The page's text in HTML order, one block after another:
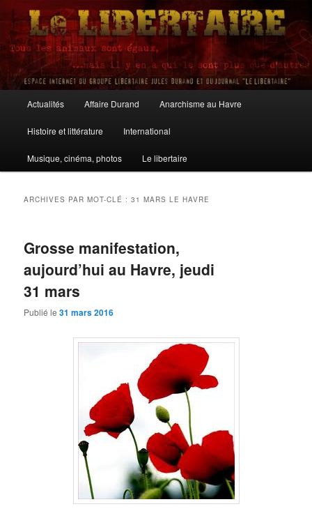
Aller
contenu
principal
Aller
contenu
secondaire
Le Libertaire
principal
Actualités Affaire Durand Anarchisme au Havre
Histoire et littérature International
Musique, cinéma, photos Le libertaire
ARCHIVES PAR MOT-CLÉ :31 MARS LE HAVRE
Grosse manifestation,
aujourd’hui au Havre, jeudi
31 mars
Publié le31 mars 2016